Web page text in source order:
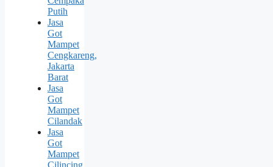
Putih
Jasa
Got
Mampet
Cengkareng,
Jakarta
Barat
Jasa
Got
Mampet
Cilandak
Jasa
Got
Mampet
Cilincing